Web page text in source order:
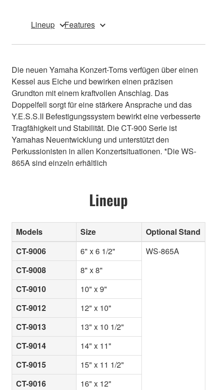
Lineup Features
Die neuen Yamaha Konzert-Toms verfügen über einen
Kessel aus Eiche und bewirken einen präzisen
Grundton mit einem kraftvollen Anschlag. Das
Doppelfell sorgt für eine stärkere Ansprache und das
Y.E.S.S.II Befestigungssystem bewirkt eine verbesserte
Tragfähigkeit und Stabilität. Die CT-900 Serie ist
Yamahas Neuentwicklung und unterstützt den
Perkussionisten in allen Konzertsituationen. *Die WS-
865A sind einzeln erhältlich
Lineup
Models Size
Optional Stand
CT-9006
6" x 6 1/2"
WS-865A
CT-9008
8" x 8"
CT-9010
10" x 9"
CT-9012
12" x 10"
CT-9013
13" x 10 1/2"
CT-9014
14" x 11"
CT-9015
15" x 11 1/2"
CT-9016
16" x 12"